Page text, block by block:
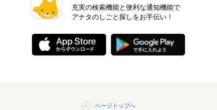
充実の検索機能と便利な通知機能で
アナタのしごと探しをお手伝い！
ページトップへ